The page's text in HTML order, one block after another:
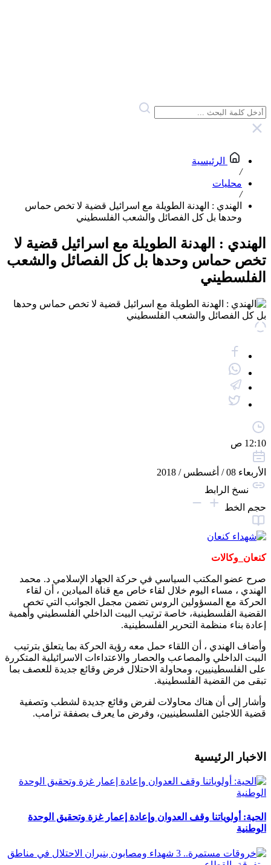
الرئيسية
/
محليات
/
الهندي : الهدنة الطويلة مع اسرائيل قضية لا تخص حماس
وحدها بل كل الفصائل والشعب الفلسطيني
الهندي : الهدنة الطويلة مع اسرائيل قضية لا
تخص حماس وحدها بل كل الفصائل والشعب
الفلسطيني
12:10 ص
الأربعاء 08 / أغسطس / 2018
نسخ الرابط
حجم الخط
كنعان_وكالات
صرح عضو المكتب السياسي في حركة الجهاد الإسلامي د. محمد
الهندي ، مساء اليوم خلال لقاء خاص مع قناة الميادين ، أن لقاء
الحركة مع المسؤولين الروس تضمن مجمل الجوانب التي تخص
القضية الفلسطينية، خاصة ترتيب البيت الداخلي الفلسطيني وأهمية
إعادة بناء منظمة التحرير الفلسطينية.
وأضاف الهندي ، أن اللقاء حمل معه رؤية الحركة بما يتعلق بترتيب
البيت الداخلي والمصاعب والحصار والاعتداءات الاسرائيلية المتكررة
على الفلسطينيين، ومحاولة الاحتلال فرض وقائع جديدة للعصف بما
تبقى من القضية الفلسطينية.
وأشار إلى أن هناك محاولات لفرض وقائع جديدة لشطب وتصفية
قضية اللاجئين الفلسطينيين، وفرض ما يعرف بصفقة ترامب.
الاخبار الرئيسية
الحية: أولوياتنا وقف العدوان وإعادة إعمار غزة وتحقيق الوحدة
الوطنية